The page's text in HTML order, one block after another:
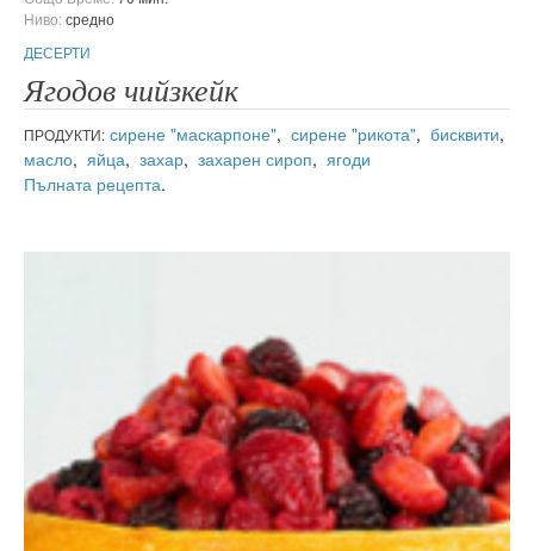
Ниво:средно
ДЕСЕРТИ
Ягодов чийзкейк
ПРОДУКТИ: сирене "маскарпоне", сирене "рикота", бисквити,
масло, яйца, захар, захарен сироп, ягоди
Пълната рецепта.